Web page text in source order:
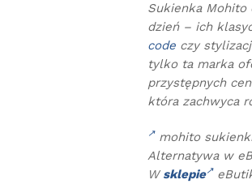
Sukienka Mohito
dzień – ich
code czy
tylko ta marka
przystępnych
która zachwyca
mohito
Alternatywa w
W sklepie